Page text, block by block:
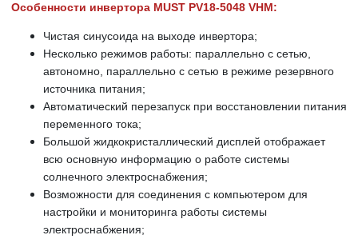
Особенности инвертора MUST PV18-5048 VHM:
Чистая синусоида на выходе инвертора;
Несколько режимов работы: параллельно с сетью,
автономно, параллельно с сетью в режиме резервного
источника питания;
Автоматический перезапуск при восстановлении питания
переменного тока;
Большой жидкокристаллический дисплей отображает
всю основную информацию о работе системы
солнечного электроснабжения;
Возможности для соединения с компьютером для
настройки и мониторинга работы системы
электроснабжения;